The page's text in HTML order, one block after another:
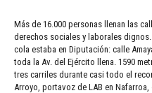
Más de 16.000 personas llenan las
derechos sociales y laborales
cola estaba en Diputación: calle
toda la Av. del Ejército llena. 1590
tres carriles durante casi todo el
Arroyo, portavoz de LAB en